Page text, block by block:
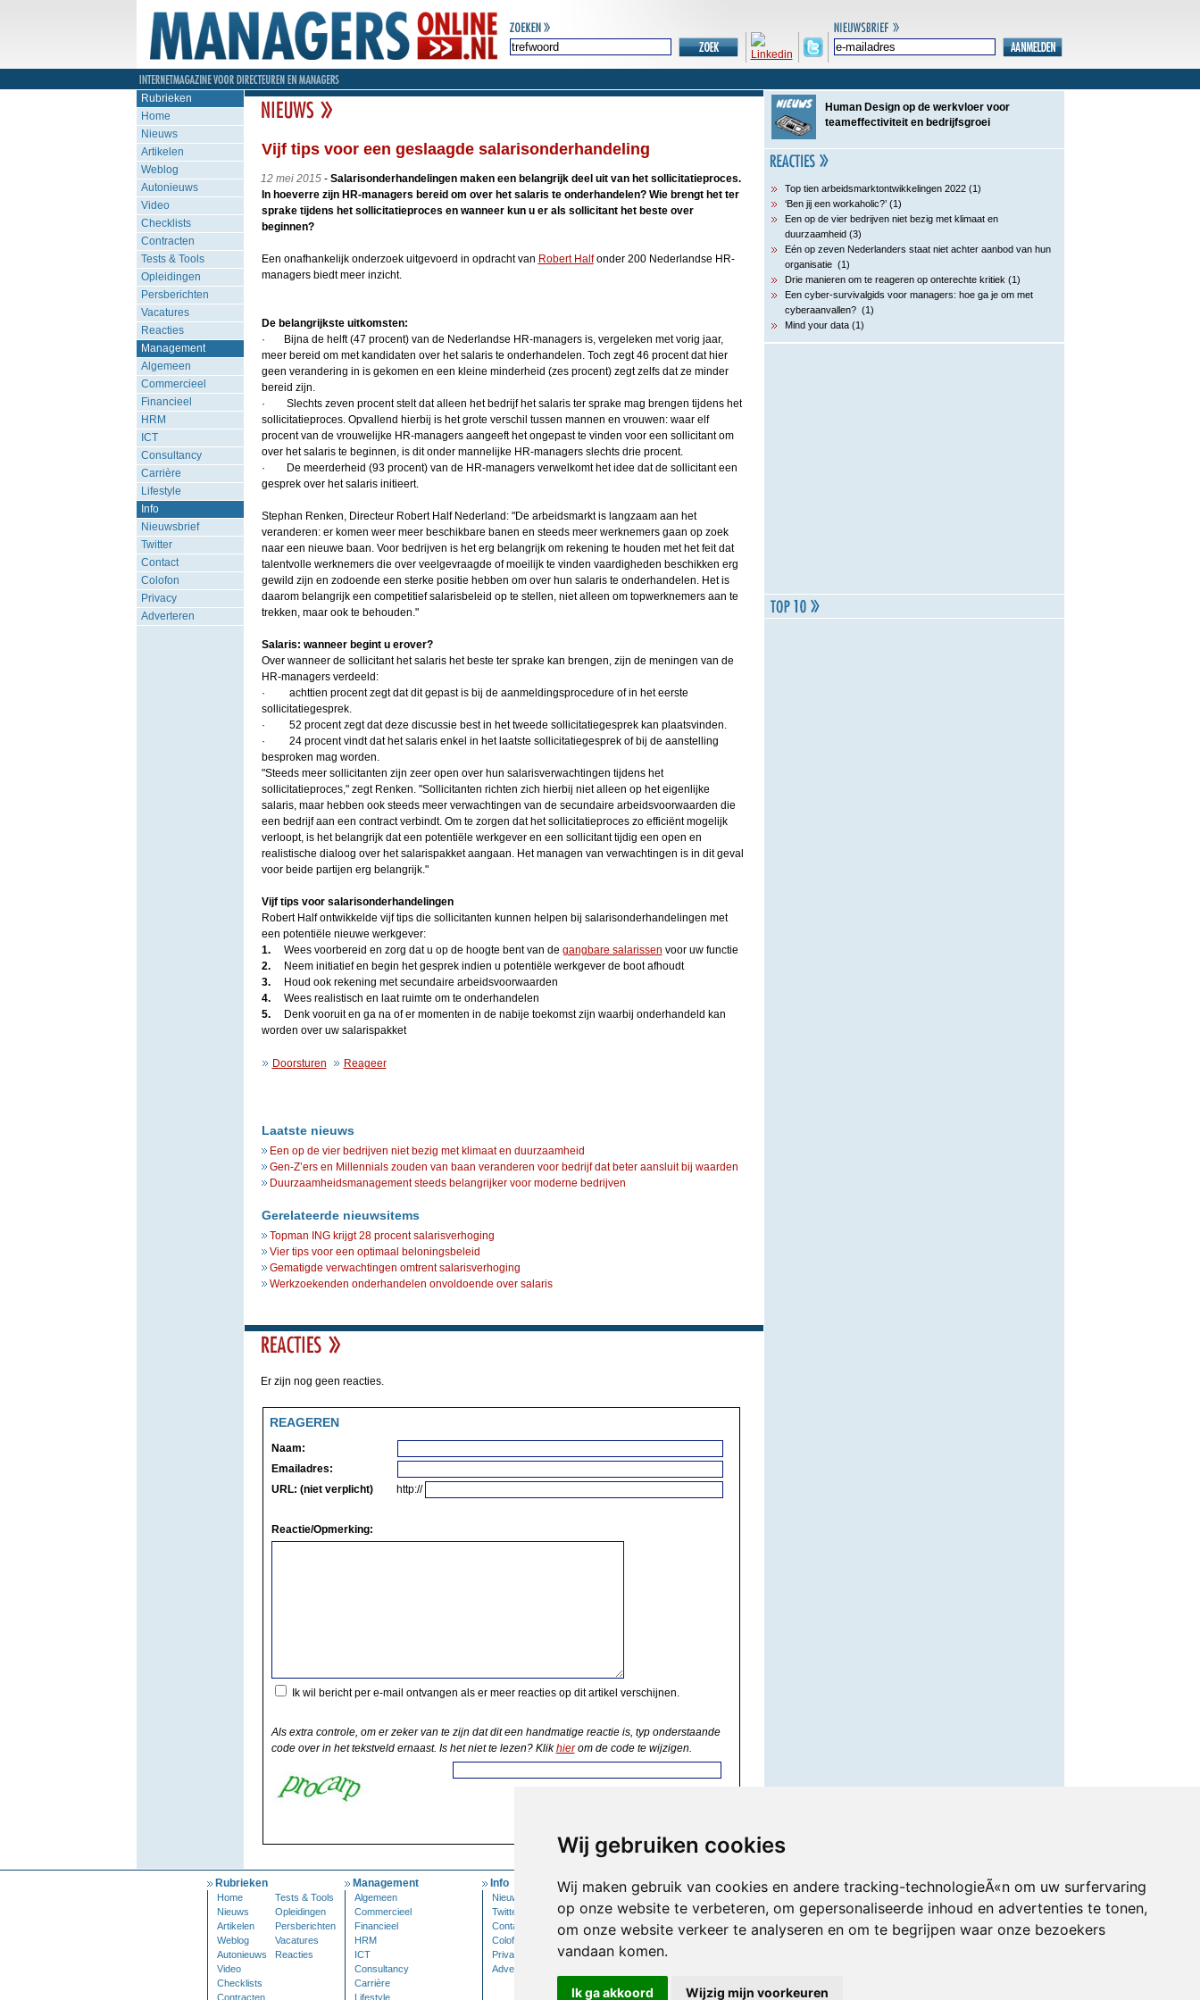
Wij gebruiken cookies
Wij maken gebruik van cookies en andere tracking-technologieÃ«n om uw surfervaring
op onze website te verbeteren, om gepersonaliseerde inhoud en advertenties te tonen,
om onze website verkeer te analyseren en om te begrijpen waar onze bezoekers
vandaan komen.
Ik ga akkoord Wijzig mijn voorkeuren
Rubrieken
Home
Nieuws
Artikelen
Weblog
Autonieuws
Video
Checklists
Contracten
Tests & Tools
Opleidingen
Persberichten
Vacatures
Reacties
Management
Algemeen
Commercieel
Financieel
HRM
ICT
Consultancy
Carrière
Lifestyle
Info
Nieuwsbrief
Twitter
Contact
Colofon
Privacy
Adverteren
Vijf tips voor een geslaagde salarisonderhandeling
12 mei 2015- Salarisonderhandelingen maken een belangrijk deel uit van het sollicitatieproces.
In hoeverre zijn HR-managers bereid om over het salaris te onderhandelen? Wie brengt het ter
sprake tijdens het sollicitatieproces en wanneer kun u er als sollicitant het beste over
beginnen?
Een onafhankelijk onderzoek uitgevoerd in opdracht van Robert Halfonder 200 Nederlandse HR-
managers biedt meer inzicht.
De belangrijkste uitkomsten:
· Bijna de helft (47 procent) van de Nederlandse HR-managers is, vergeleken met vorig jaar,
meer bereid om met kandidaten over het salaris te onderhandelen. Toch zegt 46 procent dat hier
geen verandering in is gekomen en een kleine minderheid (zes procent) zegt zelfs dat ze minder
bereid zijn.
· Slechts zeven procent stelt dat alleen het bedrijf het salaris ter sprake mag brengen tijdens het
sollicitatieproces. Opvallend hierbij is het grote verschil tussen mannen en vrouwen: waar elf
procent van de vrouwelijke HR-managers aangeeft het ongepast te vinden voor een sollicitant om
over het salaris te beginnen, is dit onder mannelijke HR-managers slechts drie procent.
· De meerderheid (93 procent) van de HR-managers verwelkomt het idee dat de sollicitant een
gesprek over het salaris initieert.
Stephan Renken, Directeur Robert Half Nederland: "De arbeidsmarkt is langzaam aan het
veranderen: er komen weer meer beschikbare banen en steeds meer werknemers gaan op zoek
naar een nieuwe baan. Voor bedrijven is het erg belangrijk om rekening te houden met het feit dat
talentvolle werknemers die over veelgevraagde of moeilijk te vinden vaardigheden beschikken erg
gewild zijn en zodoende een sterke positie hebben om over hun salaris te onderhandelen. Het is
daarom belangrijk een competitief salarisbeleid op te stellen, niet alleen om topwerknemers aan te
trekken, maar ook te behouden."
Salaris: wanneer begint u erover?
Over wanneer de sollicitant het salaris het beste ter sprake kan brengen, zijn de meningen van de
HR-managers verdeeld:
· achttien procent zegt dat dit gepast is bij de aanmeldingsprocedure of in het eerste
sollicitatiegesprek.
· 52 procent zegt dat deze discussie best in het tweede sollicitatiegesprek kan plaatsvinden.
· 24 procent vindt dat het salaris enkel in het laatste sollicitatiegesprek of bij de aanstelling
besproken mag worden.
"Steeds meer sollicitanten zijn zeer open over hun salarisverwachtingen tijdens het
sollicitatieproces," zegt Renken. "Sollicitanten richten zich hierbij niet alleen op het eigenlijke
salaris, maar hebben ook steeds meer verwachtingen van de secundaire arbeidsvoorwaarden die
een bedrijf aan een contract verbindt. Om te zorgen dat het sollicitatieproces zo efficiënt mogelijk
verloopt, is het belangrijk dat een potentiële werkgever en een sollicitant tijdig een open en
realistische dialoog over het salarispakket aangaan. Het managen van verwachtingen is in dit geval
voor beide partijen erg belangrijk."
Vijf tips voor salarisonderhandelingen
Robert Half ontwikkelde vijf tips die sollicitanten kunnen helpen bij salarisonderhandelingen met
een potentiële nieuwe werkgever:
1. Wees voorbereid en zorg dat u op de hoogte bent van de gangbare salarissen voor uw functie
2.
Neem initiatief en begin het gesprek indien u potentiële werkgever de boot afhoudt
3.
Houd ook rekening met secundaire arbeidsvoorwaarden
4. Wees realistisch en laat ruimte om te onderhandelen
5.
Denk vooruit en ga na of er momenten in de nabije toekomst zijn waarbij onderhandeld kan
worden over uw salarispakket
Doorsturen Reageer
Laatste nieuws
Een op de vier bedrijven niet bezig met klimaat en duurzaamheid
Gen-Z’ers en Millennials zouden van baan veranderen voor bedrijf dat beter aansluit bij waarden
Duurzaamheidsmanagement steeds belangrijker voor moderne bedrijven
Gerelateerde nieuwsitems
Topman ING krijgt 28 procent salarisverhoging
Vier tips voor een optimaal beloningsbeleid
Gematigde verwachtingen omtrent salarisverhoging
Werkzoekenden onderhandelen onvoldoende over salaris
Er zijn nog geen reacties.
REAGEREN
Naam:
Emailadres:
URL: (niet verplicht)
http://
Reactie/Opmerking:
Ik wil bericht per e-mail ontvangen als er meer reacties op dit artikel verschijnen.
Als extra controle, om er zeker van te zijn dat dit een handmatige reactie is, typ onderstaande
code over in het tekstveld ernaast. Is het niet te lezen? Klikhierom de code te wijzigen.
Human Design op de werkvloer voor
teameffectiviteit en bedrijfsgroei
Top tien arbeidsmarktontwikkelingen 2022 (1)
‘Ben jij een workaholic?’ (1)
Een op de vier bedrijven niet bezig met klimaat en
duurzaamheid (3)
Eén op zeven Nederlanders staat niet achter aanbod van hun
organisatie (1)
Drie manieren om te reageren op onterechte kritiek (1)
Een cyber-survivalgids voor managers: hoe ga je om met
cyberaanvallen? (1)
Mind your data (1)
Rubrieken
Home
Tests & Tools
Nieuws
Opleidingen
Artikelen
Persberichten
Weblog
Vacatures
Autonieuws
Reacties
Video
Checklists
Contracten
Management
Algemeen
Commercieel
Financieel
HRM
ICT
Consultancy
Carrière
Lifestyle
Info
Nieuwsbrief
Twitter
Contact
Colofon
Privacy
Adverteren
Mijn Account
Inloggen